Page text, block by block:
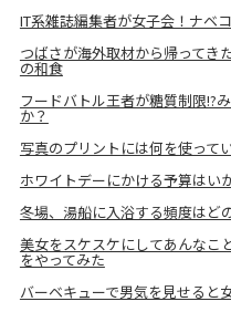
IT系雑誌編集者が女子会！ナベ
つばさが海外取材から帰ってき
の和食
フードバトル王者が糖質制限!?
か？
写真のプリントには何を使って
ホワイトデーにかける予算はい
冬場、湯船に入浴する頻度はど
美女をスケスケにしてあんなこ
をやってみた
バーベキューで男気を見せると